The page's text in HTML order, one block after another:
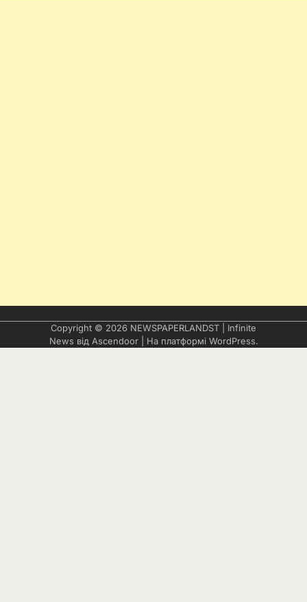
Copyright © 2026 NEWSPAPERLANDST | Infinite
News від Ascendoor| На платформі WordPress.